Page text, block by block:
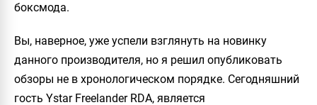
боксмода.
Вы, наверное, уже успели взглянуть на новинку
данного производителя, но я решил опубликовать
обзоры не в хронологическом порядке. Сегодняшний
гость Ystar Freelander RDA, является